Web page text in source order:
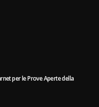
per le Prove Aperte della